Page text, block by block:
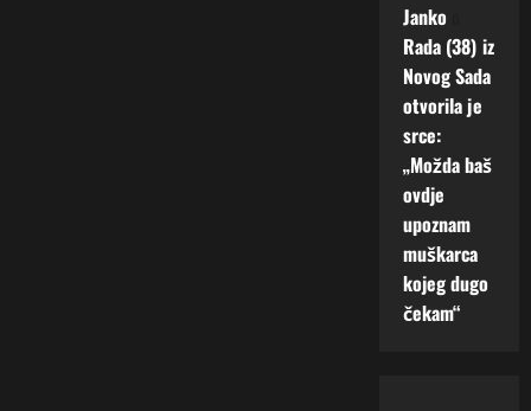
Janko
Rada (38) iz
Novog Sada
otvorila je
srce:
„Možda baš
ovdje
upoznam
muškarca
kojeg dugo
čekam“